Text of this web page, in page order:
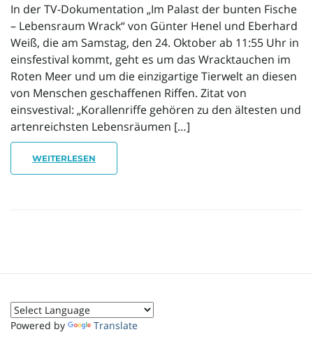
o
n
In der TV-Dokumentation „Im Palast der bunten Fische
– Lebensraum Wrack“ von Günter Henel und Eberhard
Weiß, die am Samstag, den 24. Oktober ab 11:55 Uhr in
einsfestival kommt, geht es um das Wracktauchen im
Roten Meer und um die einzigartige Tierwelt an diesen
von Menschen geschaffenen Riffen. Zitat von
einsvestival: „Korallenriffe gehören zu den ältesten und
artenreichsten Lebensräumen […]
WEITERLESEN
Powered by Translate